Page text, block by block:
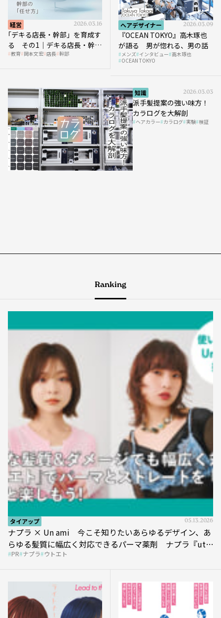
経営 2026.03.16
｢デキる店長・幹部」を育成す
る その1｜デキる店長・幹部
の「任せ方」
教育 岡本文宏 店長 幹部
ヘアデザイナー 2026.03.09
『OCEAN TOKYO』高木琢也
が語る 男が惚れる、男の話
メンズ インタビュー 高木琢也
OCEAN TOKYO
知識 2026.03.03
派手髪提案の強い味方！
カラログを大解剖
ヘアカラー カラログ 実験 検証
Ranking
タイアップ 05.13.2026
ナプラ × Un ami 今こそ知りたいあらゆるデザイン、あ
らゆる髪質に幅広く対応できるパーマ薬剤 ナプラ『ut-
et』
PR ナプラ ウトエト